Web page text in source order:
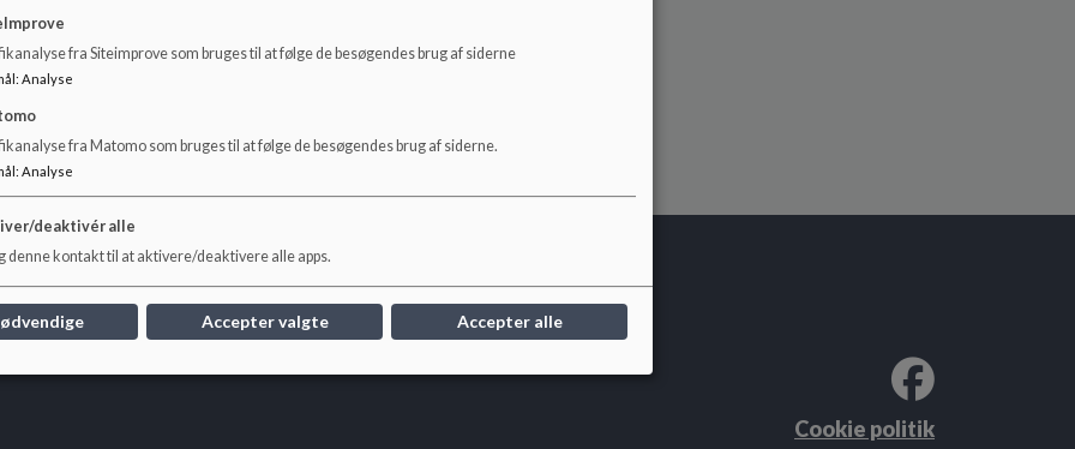
Cookie politik
fra Siteimprove som bruges til at følge de besøgendes brug af siderne
: Analyse
fra Matomo som bruges til at følge de besøgendes brug af siderne.
: Analyse
deaktivér alle
denne kontakt til at aktivere/deaktivere alle apps.
Accepter valgte Accepter alle